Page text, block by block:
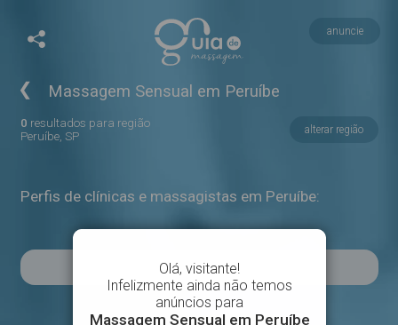
anuncie
❮ Massagem Sensual em Peruíbe
0 resultados para região
Peruíbe, SP
alterar região
Perfis de clínicas e massagistas em Peruíbe: